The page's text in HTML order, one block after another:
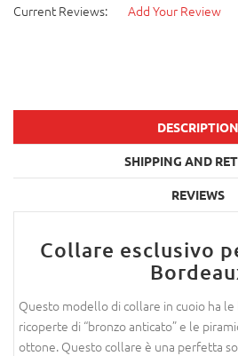
Current Reviews: Add Your Review
DESCRIPTION
SHIPPING AND
REVIEWS
Collare esclusivo
Questo modello di collare in cuoio ha le
ricoperte di “bronzo anticato” e le
ottone. Questo collare è una perfetta